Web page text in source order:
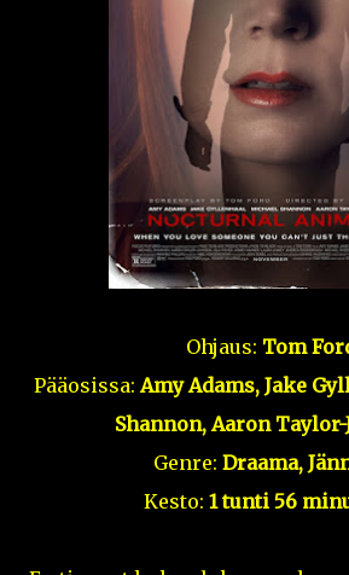
Ohjaus: Tom
Pääosissa:Amy Adams, Jake
Shannon, Aaron
Genre: Draama,
Kesto: 1 tunti 56